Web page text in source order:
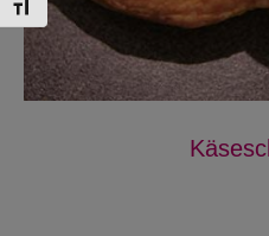
Toggle Font size